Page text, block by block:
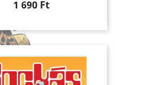
Ár
1 690 Ft